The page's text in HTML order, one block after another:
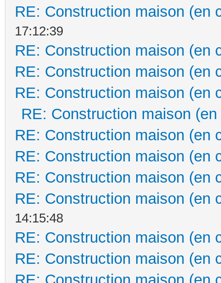
RE: Construction maison (en
17:12:39
RE: Construction maison (en
RE: Construction maison (en
RE: Construction maison (en
RE: Construction maison
RE: Construction maison (en
RE: Construction maison (en
RE: Construction maison (en
RE: Construction maison (en
14:15:48
RE: Construction maison (en
RE: Construction maison (en